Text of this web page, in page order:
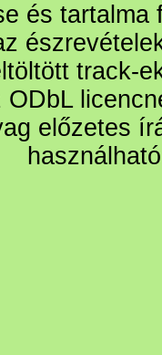
és
track-
előzetes